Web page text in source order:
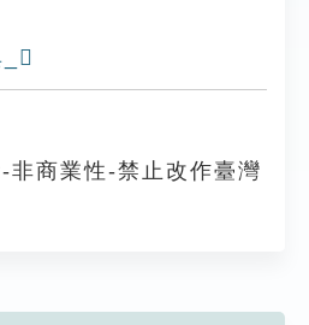
非商業性-禁止改作臺灣